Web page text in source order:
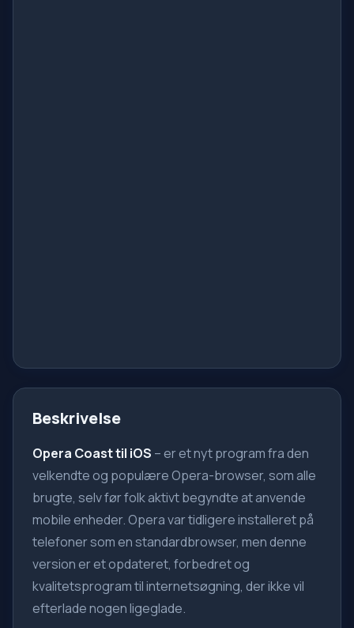
Beskrivelse
Opera Coast til iOS – er et nyt program fra den
velkendte og populære Opera-browser, som alle
brugte, selv før folk aktivt begyndte at anvende
mobile enheder. Opera var tidligere installeret på
telefoner som en standardbrowser, men denne
version er et opdateret, forbedret og
kvalitetsprogram til internetsøgning, der ikke vil
efterlade nogen ligeglade.